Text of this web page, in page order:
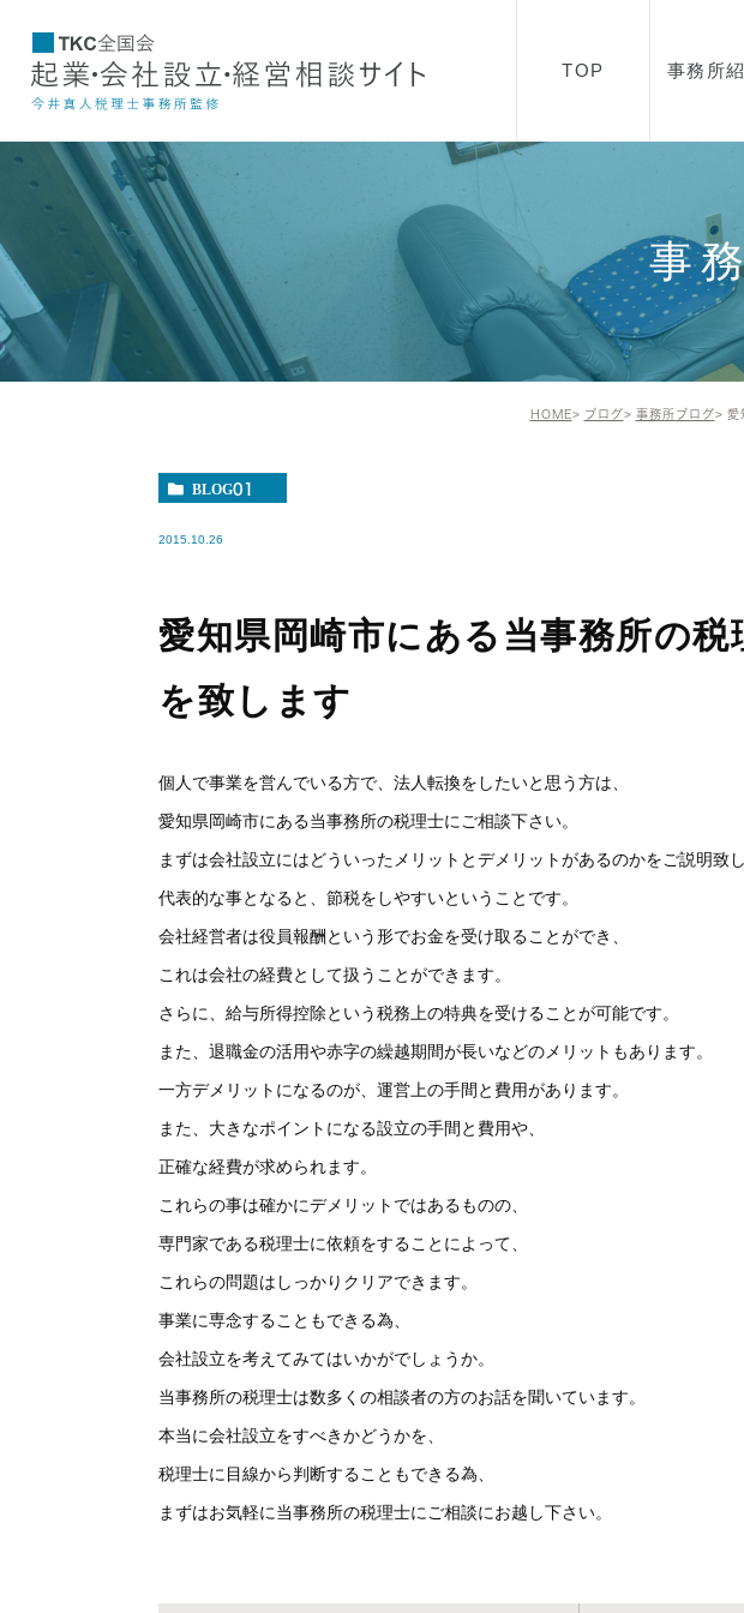
TOP 事務所
所長紹介
アクセス
事
HOME ブログ 事務所ブログ 愛
BLOG01
2015.10.26
愛知県岡崎市にある当事務所の税
を致します
個人で事業を営んでいる方で、法人転換をしたいと思う方は、
愛知県岡崎市にある当事務所の税理士にご相談下さい。
まずは会社設立にはどういったメリットとデメリットがあるのかをご説明致し
代表的な事となると、節税をしやすいということです。
会社経営者は役員報酬という形でお金を受け取ることができ、
これは会社の経費として扱うことができます。
さらに、給与所得控除という税務上の特典を受けることが可能です。
また、退職金の活用や赤字の繰越期間が長いなどのメリットもあります。
一方デメリットになるのが、運営上の手間と費用があります。
また、大きなポイントになる設立の手間と費用や、
正確な経費が求められます。
これらの事は確かにデメリットではあるものの、
専門家である税理士に依頼をすることによって、
これらの問題はしっかりクリアできます。
事業に専念することもできる為、
会社設立を考えてみてはいかがでしょうか。
当事務所の税理士は数多くの相談者の方のお話を聞いています。
本当に会社設立をすべきかどうかを、
税理士に目線から判断することもできる為、
まずはお気軽に当事務所の税理士にご相談にお越し下さい。